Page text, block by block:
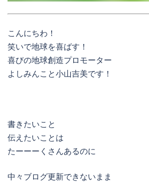
こんにちわ！
笑いで地球を喜ばす！
喜びの地球創造プロモーター
よしみんこと小山吉美です！
書きたいこと
伝えたいことは
たーーーくさんあるのに
中々ブログ更新できないまま